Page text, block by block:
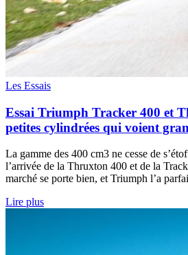
Les Essais
Essai Triumph Tracker 400 et
petites cylindrées qui voient
La gamme des 400 cm3 ne cesse de
l’arrivée de la Thruxton 400 et de la
marché se porte bien, et Triumph l’a
Lire plus